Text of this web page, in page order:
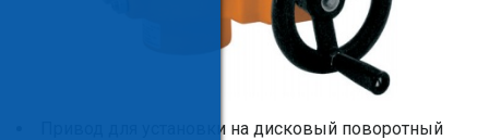
Привод для установки на дисковый поворотный